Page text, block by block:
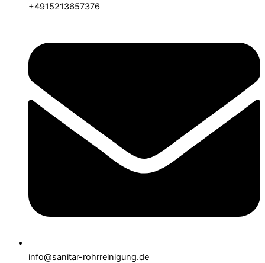
+4915213657376
info@sanitar-rohrreinigung.de